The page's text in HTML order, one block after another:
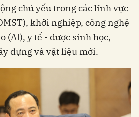
chủ yếu trong các lĩnh vực
khởi nghiệp, công nghệ
(AI), y tế - dược sinh học,
dựng và vật liệu mới.